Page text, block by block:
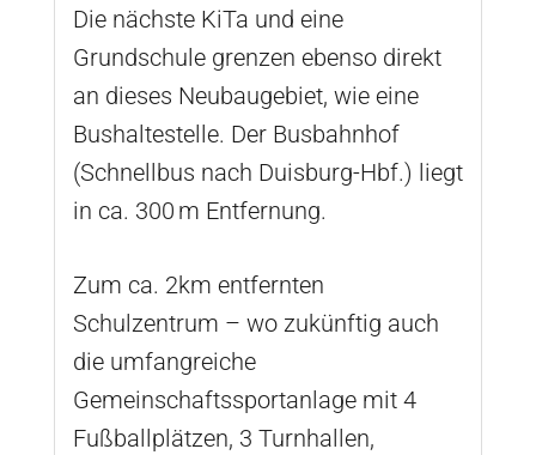
Die nächste KiTa und eine
Grundschule grenzen ebenso direkt
an dieses Neubaugebiet, wie eine
Bushaltestelle. Der Busbahnhof
(Schnellbus nach Duisburg-Hbf.) liegt
in ca. 300 m Entfernung.
Zum ca. 2km entfernten
Schulzentrum – wo zukünftig auch
die umfangreiche
Gemeinschaftssportanlage mit 4
Fußballplätzen, 3 Turnhallen,